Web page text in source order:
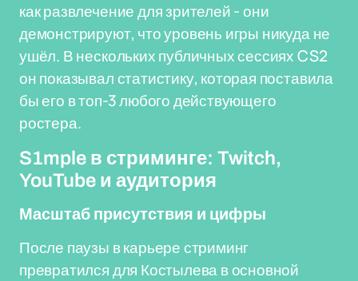
как развлечение для зрителей - они
демонстрируют, что уровень игры никуда не
ушёл. В нескольких публичных сессиях CS2
он показывал статистику, которая поставила
бы его в топ-3 любого действующего
ростера.
S1mple в стриминге: Twitch,
YouTube и аудитория
Масштаб присутствия и цифры
После паузы в карьере стриминг
превратился для Костылева в основной